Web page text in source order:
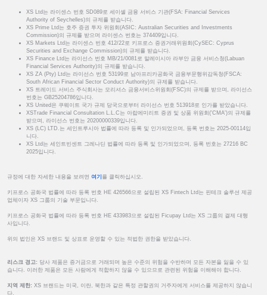
XS Ltd는 라이센스 번호 SD089로 세이셸 금융 서비스 기관(FSA: Financial Services
Authority of Seychelles)의 규제를 받습니다.
XS Prime Ltd는 호주 증권 투자 위원회(ASIC: Australian Securities and Investments
Commission)의 규제를 받으며 라이센스 번호는 374409입니다.
XS Markets Ltd는 라이센스 번호 412/22로 키프로스 증권거래위원회(CySEC: Cyprus
Securities and Exchange Commission)의 규제를 받습니다.
XS Finance Ltd는 라이선스 번호 MB/21/0081로 말레이시아 라부안 금융 서비스청(Labuan
Financial Services Authority)의 규제를 받습니다.
XS ZA (Pty) Ltd는 라이선스 번호 53199로 남아프리카공화국 금융부문행위감독청(FSCA:
South African Financial Sector Conduct Authority)의 규제를 받습니다.
XS 트레이드 서비스 주식회사는 모리셔스 금융서비스위원회(FSC)의 규제를 받으며, 라이선스
번호는 GB25204786입니다.
XS United은 쿠웨이트 국가 규제 당국으로부터 라이선스 번호 513918로 인가를 받았습니다.
XSTrade Financial Consultation L.L.C는 아랍에미리트 증권 및 상품 위원회('CMA')의 규제를
받으며, 라이선스 번호는 20200000339입니다.
XS (LC) LTD.는 세인트루시아 법률에 따라 등록 및 인가되었으며, 등록 번호는 2025-00114입
니다.
XS Ltd는 세인트빈센트 그레나딘 법률에 따라 등록 및 인가되었으며, 등록 번호는 27216 BC
2025입니다.
규정에 대한 자세한 내용을 보려면 여기 를 클릭하십시오.
키프로스 공화국 법률에 따라 등록 번호 HE 426566으로 설립된 XS Fintech Ltd는 핀테크 솔루션 제공
업체이자 XS 그룹의 기술 부문입니다.
키프로스 공화국 법률에 따라 등록 번호 HE 433983으로 설립된 Ficupay Ltd는 XS 그룹의 결제 대행
사입니다.
위의 법인은 XS 브랜드 및 상표로 운영할 수 있는 적법한 권한을 받았습니다.
리스크 경고: 당사 제품은 증거금으로 거래되며 높은 수준의 위험을 수반하며 모든 자본을 잃을 수 있
습니다. 이러한 제품은 모든 사람에게 적합하지 않을 수 있으므로 관련된 위험을 이해해야 합니다.
지역 제한: XS 브랜드는 미국, 이란, 북한과 같은 특정 관할권의 거주자에게 서비스를 제공하지 않습니
다.